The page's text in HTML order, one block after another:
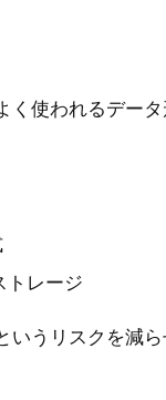
く使われるデー
トレージ
うリスクを減ら